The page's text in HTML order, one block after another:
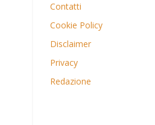
Contatti
Cookie Policy
Disclaimer
Privacy
Redazione